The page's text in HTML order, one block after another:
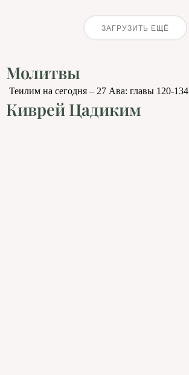
ЗАГРУЗИТЬ ЕЩЁ
Молитвы
Теилим на сегодня – 27 Ава: главы 120-134
Киврей Цадиким